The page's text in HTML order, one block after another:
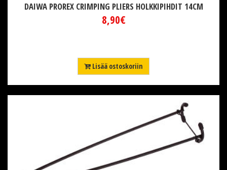
DAIWA PROREX CRIMPING PLIERS HOLKKIPIHDIT 14CM
8,90€
Lisää ostoskoriin